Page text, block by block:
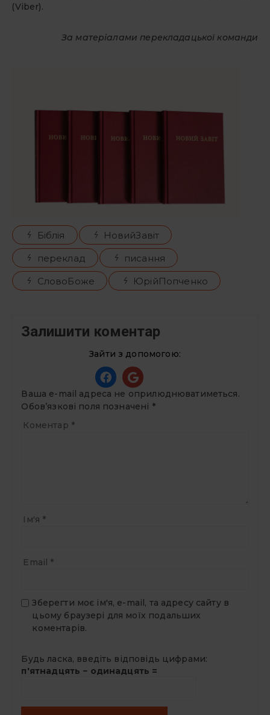
(Viber).
За матеріалами перекладацької команди
Біблія
НовийЗавіт
переклад
писання
СловоБоже
ЮрійПопченко
Залишити коментар
Зайти з допомогою:
Ваша e-mail адреса не оприлюднюватиметься.
Обов’язкові поля позначені *
Коментар *
Ім'я *
Email *
Зберегти моє ім'я, e-mail, та адресу сайту в
цьому браузері для моїх подальших
коментарів.
Будь ласка, введіть відповідь цифрами:
п'ятнадцять − одинадцять =